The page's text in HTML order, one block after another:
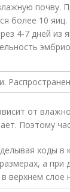
почву.
более 10
4‑7 дней
от
Поэтому
ходы в
а при
верхнем слое